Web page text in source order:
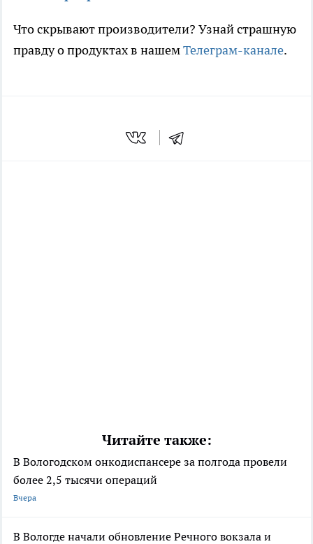
Что скрывают производители? Узнай страшную
правду о продуктах в нашемТелеграм-канале.
Читайте также:
В Вологодском онкодиспансере за полгода провели
более 2,5 тысячи операций
Вчера
В Вологде начали обновление Речного вокзала и